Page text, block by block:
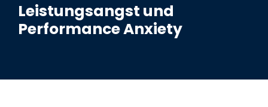
Leistungsangst und
Performance Anxiety